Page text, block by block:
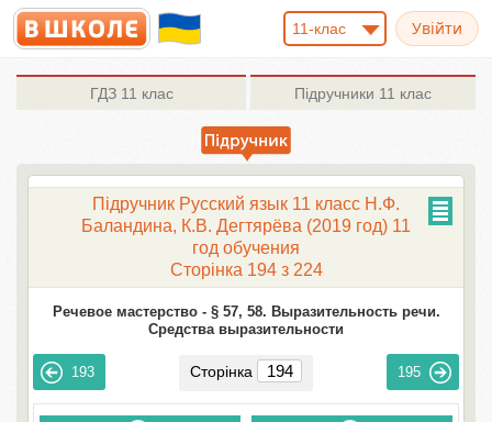
11-клас
ГДЗ11 клас Підручники 11 клас
Підручник Русский язык 11 класс Н.Ф.
Баландина, К.В. Дегтярёва (2019 год) 11
год обучения
Сторінка 194 з 224
Речевое мастерство - § 57, 58. Выразительность речи.
Средства выразительности
193 Сторінка 195